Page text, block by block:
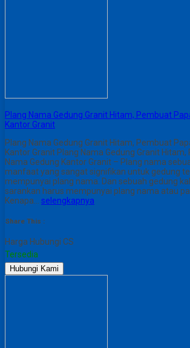
Plang Nama Gedung Granit Hitam, Pembuat
Kantor Granit
Plang Nama Gedung Granit Hitam, Pembuat
Kantor Granit Plang Nama Gedung Granit
Nama Gedung Kantor Granit – Plang nama
manfaat yang sangat signifikan untuk gedung
mempunyai plang nama. Dan sebuah gedung
sarankan harus mempunyai plang nama atau
Kenapa… selengkapnya
Share This :
Harga Hubungi CS
Tersedia
Hubungi Kami